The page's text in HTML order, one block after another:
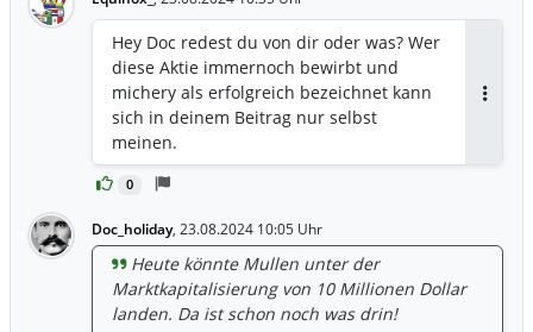
0
Hey Doc redest du von dir oder was? Wer
diese Aktie immernoch bewirbt und
michery als erfolgreich bezeichnet kann
sich in deinem Beitrag nur selbst
meinen.
Doc_holiday, 23.08.2024 10:05 Uhr
Heute könnte Mullen unter der
Marktkapitalisierung von 10 Millionen Dollar
landen. Da ist schon noch was drin!